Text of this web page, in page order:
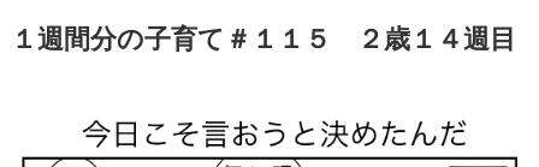
１週間分の子育て＃１１５ ２歳１４週目